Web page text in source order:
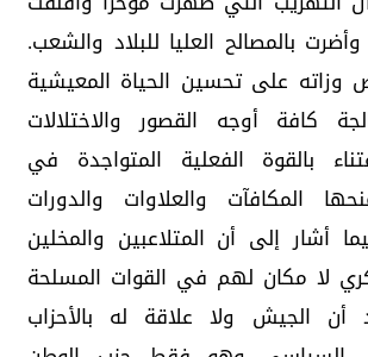
بالمصالح العليا للبلاد والشعب.
وزاته على تحسين الحياة المعيشية
كافة أوجه القصور والاختلالات
بالقوة الفعلية المتواجدة في
المكافآت والعلاوات والدورات
أشار إلى أن المتلاعبين والمخلين
لا مكان لهم في القوات المسلحة
أن الجيش ولا علاقة له بالأحزاب